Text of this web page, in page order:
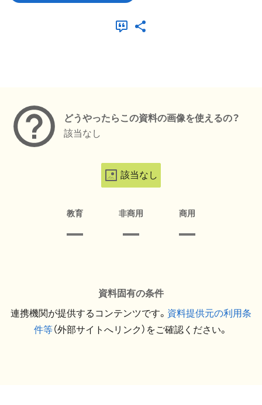
どうやったらこの資料の画像を使えるの？
該当なし
該当なし
教育 非商用 商用
資料固有の条件
連携機関が提供するコンテンツです。 資料提供元の利用条
件等（外部サイトへリンク）をご確認ください。